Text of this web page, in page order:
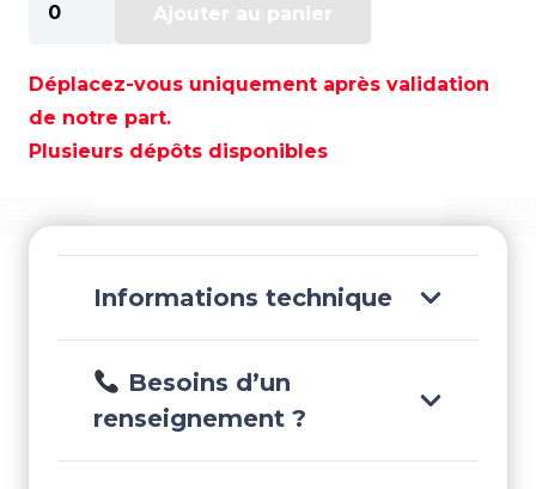
de
D'ALLUMAGE
-
REC30520-
Ajouter au panier
Déplacez-vous uniquement après validation
de notre part.
Plusieurs dépôts disponibles
Informations technique
Besoins d’un
renseignement ?